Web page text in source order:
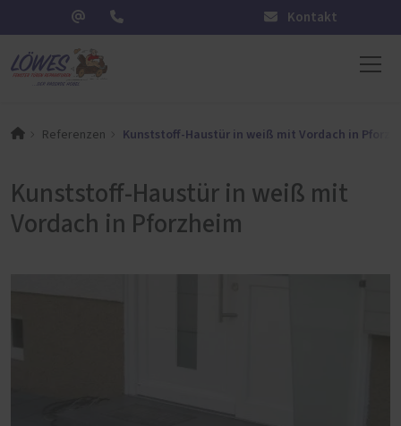
Kontakt
Referenzen Kunststoff-Haustür in weiß mit Vordach in
Kunststoff-Haustür in weiß mit
Vordach in Pforzheim